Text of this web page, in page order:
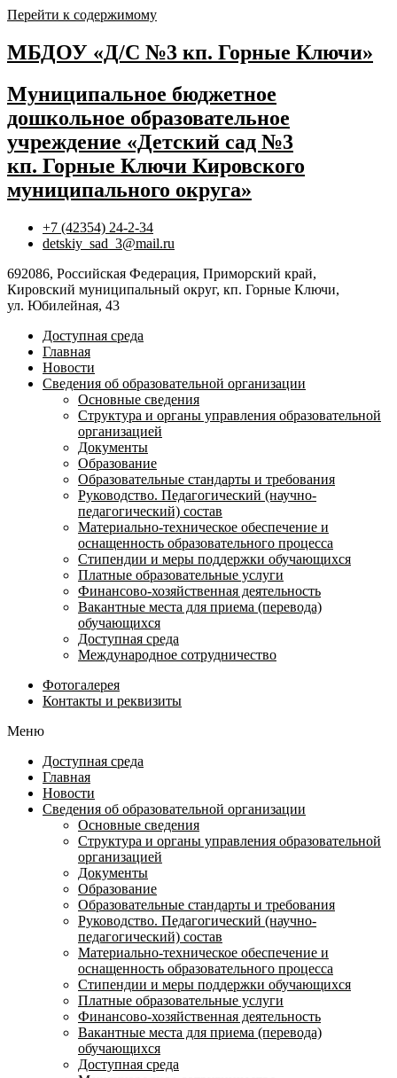
Перейти к содержимому
МБДОУ «Д/С №3 кп. Горные Ключи»
Муниципальное бюджетное
дошкольное образовательное
учреждение «Детский сад №3
кп. Горные Ключи Кировского
муниципального округа»
+7 (42354) 24-2-34
detskiy_sad_3@mail.ru
692086, Российская Федерация, Приморский край,
Кировский муниципальный округ, кп. Горные Ключи,
ул. Юбилейная, 43
Доступная среда
Главная
Новости
Сведения об образовательной организации
Основные сведения
Структура и органы управления образовательной
организацией
Документы
Образование
Образовательные стандарты и требования
Руководство. Педагогический (научно-
педагогический) состав
Материально-техническое обеспечение и
оснащенность образовательного процесса
Стипендии и меры поддержки обучающихся
Платные образовательные услуги
Финансово-хозяйственная деятельность
Вакантные места для приема (перевода)
обучающихся
Доступная среда
Международное сотрудничество
Фотогалерея
Контакты и реквизиты
Меню
Доступная среда
Главная
Новости
Сведения об образовательной организации
Основные сведения
Структура и органы управления образовательной
организацией
Документы
Образование
Образовательные стандарты и требования
Руководство. Педагогический (научно-
педагогический) состав
Материально-техническое обеспечение и
оснащенность образовательного процесса
Стипендии и меры поддержки обучающихся
Платные образовательные услуги
Финансово-хозяйственная деятельность
Вакантные места для приема (перевода)
обучающихся
Доступная среда